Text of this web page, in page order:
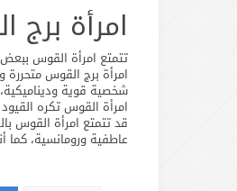
امرأة برج
تتمتع امرأة القوس
امرأة برج القوس متحررة
شخصية قوية وديناميكية،
امرأة القوس تكره
قد تتمتع امرأة القوس
عاطفية ورومانسية، كما